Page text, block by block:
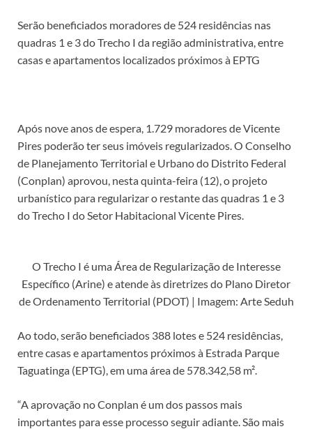
Serão beneficiados moradores de 524 residências nas
quadras 1 e 3 do Trecho I da região administrativa, entre
casas e apartamentos localizados próximos à EPTG
Após nove anos de espera, 1.729 moradores de Vicente
Pires poderão ter seus imóveis regularizados. O Conselho
de Planejamento Territorial e Urbano do Distrito Federal
(Conplan) aprovou, nesta quinta-feira (12), o projeto
urbanístico para regularizar o restante das quadras 1 e 3
do Trecho I do Setor Habitacional Vicente Pires.
O Trecho I é uma Área de Regularização de Interesse
Específico (Arine) e atende às diretrizes do Plano Diretor
de Ordenamento Territorial (PDOT) | Imagem: Arte Seduh
Ao todo, serão beneficiados 388 lotes e 524 residências,
entre casas e apartamentos próximos à Estrada Parque
Taguatinga (EPTG), em uma área de 578.342,58 m².
“A aprovação no Conplan é um dos passos mais
importantes para esse processo seguir adiante. São mais